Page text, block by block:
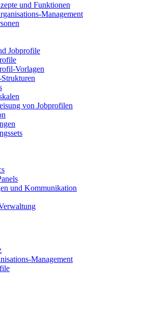
und Funktionen
Management
Jobprofile
Vorlagen
von Jobprofilen
und Kommunikation
Management